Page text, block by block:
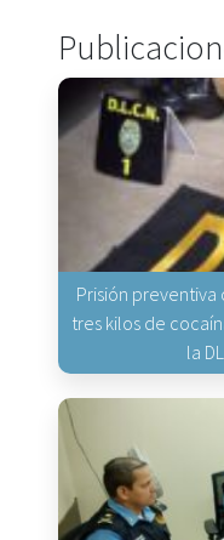
Prisión
tres kilos de
la